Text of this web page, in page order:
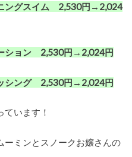
ングスイム 2,530円→2,024
ション 2,530円→2,024円
シング 2,530円→2,024円
います！
ーミンとスノークお嬢さんの